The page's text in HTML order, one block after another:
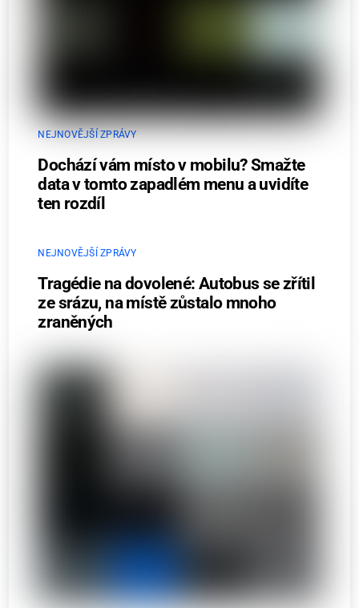
NEJNOVĚJŠÍ ZPRÁVY
Dochází vám místo v mobilu? Smažte
data v tomto zapadlém menu a uvidíte
ten rozdíl
NEJNOVĚJŠÍ ZPRÁVY
Tragédie na dovolené: Autobus se zřítil
ze srázu, na místě zůstalo mnoho
zraněných